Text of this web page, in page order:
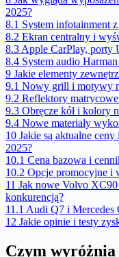
2025?
8.1 System infotainment
8.2 Ekran centralny i
8.3 Apple CarPlay, porty
8.4 System audio
9 Jakie elementy
9.1 Nowy grill i motywy
9.2 Reflektory
9.3 Obręcze kół i kolory
9.4 Nowe materiały
10 Jakie są aktualne
2025?
10.1 Cena bazowa i
10.2 Opcje promocyjne i
11 Jak nowe Volvo
konkurencją?
11.1 Audi Q7 i Mercedes
12 Jakie opinie i testy
Czym wyróżnia